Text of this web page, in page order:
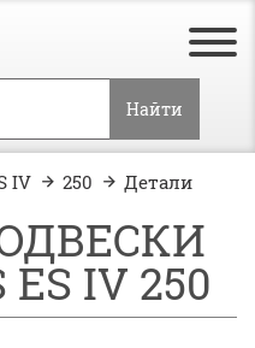
Найти
IV 250
Детали
IV 250